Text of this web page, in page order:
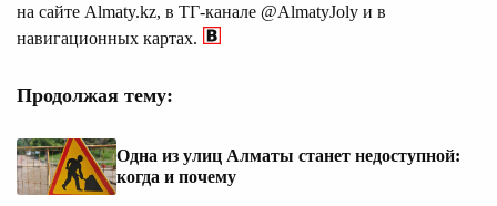
на сайте Almaty.kz, в ТГ-канале @AlmatyJoly и в
навигационных картах.
Продолжая тему:
Одна из улиц Алматы станет недоступной:
когда и почему